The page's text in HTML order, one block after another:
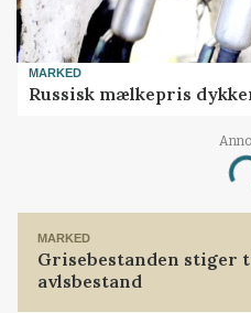
MARKED
Russisk mælkepris
MARKED
Grisebestanden stiger
avlsbestand